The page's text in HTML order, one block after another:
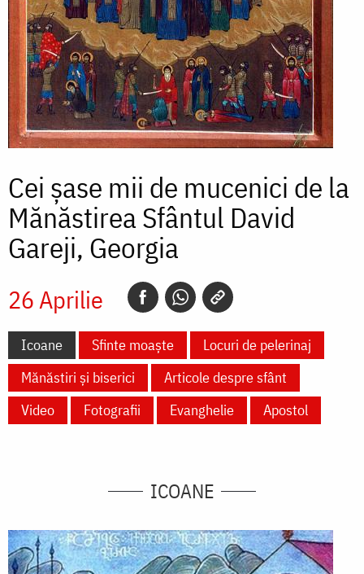
Cei șase mii de mucenici de la
Mănăstirea Sfântul David
Gareji, Georgia
26 Aprilie
Icoane Sfinte moaște
Locuri de pelerinaj
Mănăstiri și biserici
Articole despre sfânt
Video
Fotografii Evanghelie Apostol
ICOANE